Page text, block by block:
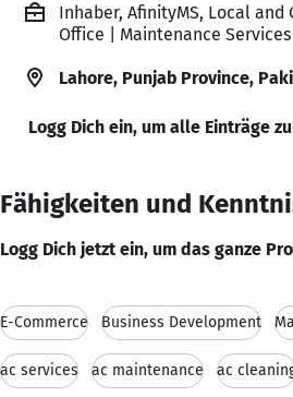
Inhaber, AfinityMS, Local
Office | Maintenance
Lahore, Punjab Province,
Logg Dich ein, um alle Einträge
Fähigkeiten und
Logg Dich jetzt ein, um das ganze
E-Commerce Business Development
ac services ac maintenance ac